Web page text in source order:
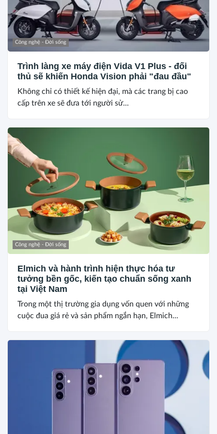
Công nghệ - Đời sống
Trình làng xe máy điện Vida V1 Plus - đối
thủ sẽ khiến Honda Vision phải "đau đầu"
Không chỉ có thiết kế hiện đại, mà các trang bị cao
cấp trên xe sẽ đưa tới người sử...
Công nghệ - Đời sống
Elmich và hành trình hiện thực hóa tư
tưởng bền gốc, kiến tạo chuẩn sống xanh
tại Việt Nam
Trong một thị trường gia dụng vốn quen với những
cuộc đua giá rẻ và sản phẩm ngắn hạn, Elmich...